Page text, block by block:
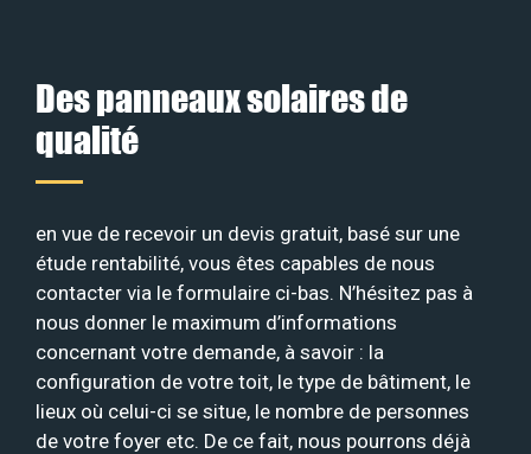
Des panneaux solaires de
qualité
en vue de recevoir un devis gratuit, basé sur une
étude rentabilité, vous êtes capables de nous
contacter via le formulaire ci-bas. N’hésitez pas à
nous donner le maximum d’informations
concernant votre demande, à savoir : la
configuration de votre toit, le type de bâtiment, le
lieux où celui-ci se situe, le nombre de personnes
de votre foyer etc. De ce fait, nous pourrons déjà